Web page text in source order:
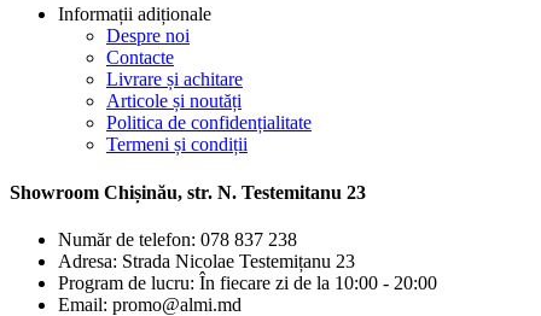
Informații adiționale
Despre noi
Contacte
Livrare și achitare
Articole și noutăți
Politica de confidențialitate
Termeni și condiții
Showroom Chișinău, str. N. Testemitanu 23
Număr de telefon: 078 837 238
Adresa: Strada Nicolae Testemițanu 23
Program de lucru: În fiecare zi de la 10:00 - 20:00
Email: promo@almi.md